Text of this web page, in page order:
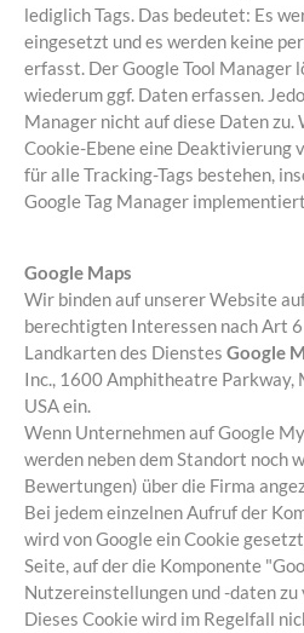
lediglich Tags. Das bedeutet: Es
eingesetzt und es werden keine
erfasst. Der Google Tool Manager
wiederum ggf. Daten erfassen.
Manager nicht auf diese Daten zu.
Cookie-Ebene eine Deaktivierung
für alle Tracking-Tags bestehen,
Google Tag Manager
Google Maps
Wir binden auf unserer Website
berechtigten Interessen nach Art
Landkarten des DienstesGoogle
Inc., 1600 Amphitheatre Parkway,
USA ein.
Wenn Unternehmen auf Google
werden neben dem Standort noch
Bewertungen) über die Firma
Bei jedem einzelnen Aufruf der
wird von Google ein Cookie
Seite, auf der die Komponente
Nutzereinstellungen und -daten
Dieses Cookie wird im Regelfall